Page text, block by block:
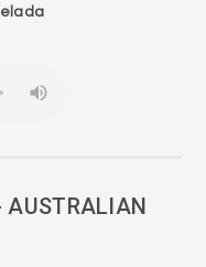
AUSTRALIAN